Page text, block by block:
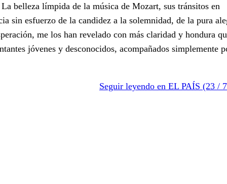
belleza límpida de la música de Mozart, sus tránsitos en
sin esfuerzo de la candidez a la solemnidad, de la pura
me los han revelado con más claridad y hondura
jóvenes y desconocidos, acompañados simplemente
Seguir leyendo en EL PAÍS (23 /